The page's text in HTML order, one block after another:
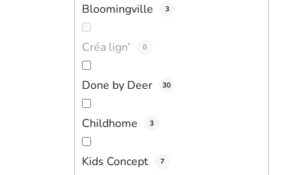
Bloomingville 3
Créa lign' 0
Done by Deer 30
Childhome 3
Kids Concept 7